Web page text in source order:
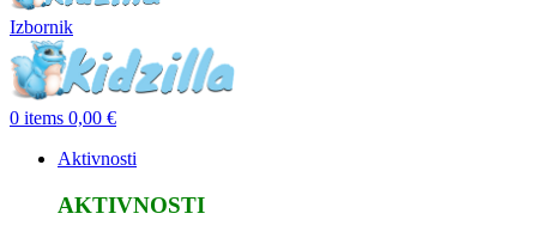
Izbornik
0 items 0,00 €
Aktivnosti
AKTIVNOSTI